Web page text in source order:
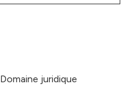
Domaine juridique